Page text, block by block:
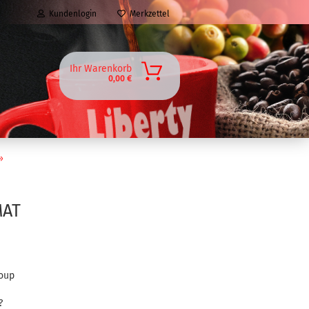
Kundenlogin Merkzettel
Ihr Warenkorb
0,00 €